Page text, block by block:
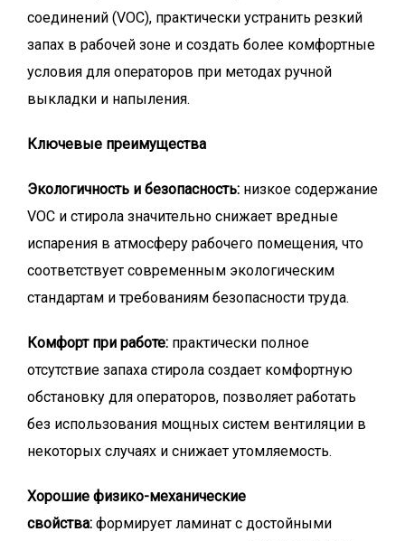
соединений (VOC), практически устранить резкий
запах в рабочей зоне и создать более комфортные
условия для операторов при методах ручной
выкладки и напыления.
Ключевые преимущества
Экологичность и безопасность: низкое содержание
VOC и стирола значительно снижает вредные
испарения в атмосферу рабочего помещения, что
соответствует современным экологическим
стандартам и требованиям безопасности труда.
Комфорт при работе: практически полное
отсутствие запаха стирола создает комфортную
обстановку для операторов, позволяет работать
без использования мощных систем вентиляции в
некоторых случаях и снижает утомляемость.
Хорошие физико-механические
свойства: формирует ламинат с достойными